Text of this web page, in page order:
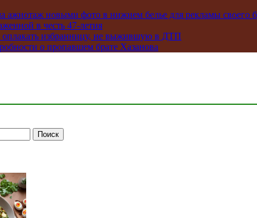
ажиотаж новыми фото в нижнем белье для рекламы своего
в честь 47-летия
оплакать избранницу, не выжившую в ДТП
о пропавшем брате Хазанова